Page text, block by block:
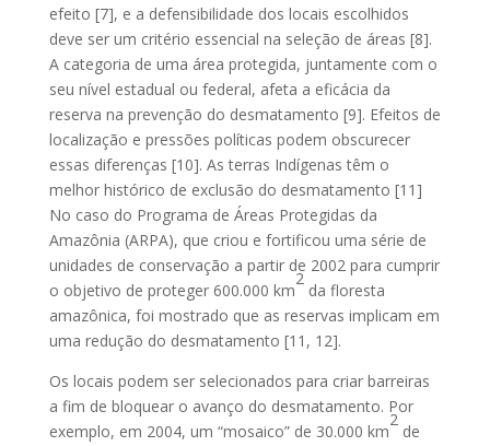
efeito [7], e a defensibilidade dos locais escolhidos
deve ser um critério essencial na seleção de áreas [8].
A categoria de uma área protegida, juntamente com o
seu nível estadual ou federal, afeta a eficácia da
reserva na prevenção do desmatamento [9]. Efeitos de
localização e pressões políticas podem obscurecer
essas diferenças [10]. As terras Indígenas têm o
melhor histórico de exclusão do desmatamento [11]
No caso do Programa de Áreas Protegidas da
Amazônia (ARPA), que criou e fortificou uma série de
unidades de conservação a partir de 2002 para cumprir
o objetivo de proteger 600.000 km
2
da floresta
amazônica, foi mostrado que as reservas implicam em
uma redução do desmatamento [11, 12].
Os locais podem ser selecionados para criar barreiras
a fim de bloquear o avanço do desmatamento. Por
exemplo, em 2004, um “mosaico” de 30.000 km
2
de